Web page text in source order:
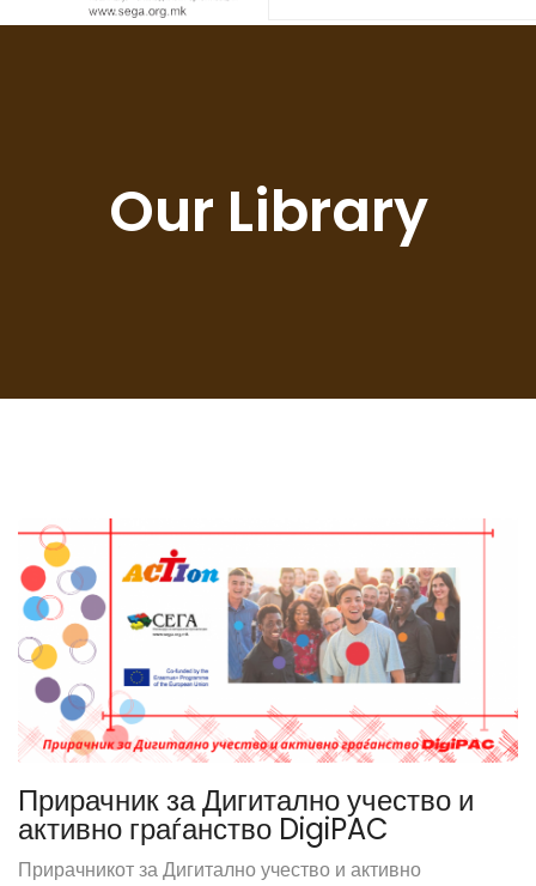
Our Library
Прирачник за Дигитално учество и
активно граѓанство DigiPAC
Прирачникот за Дигитално учество и активно